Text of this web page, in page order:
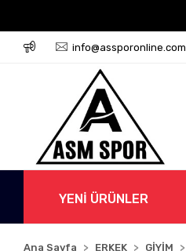
info@assporonline.com
YENİ ÜRÜNLER
Ana Sayfa ERKEK GİYİM